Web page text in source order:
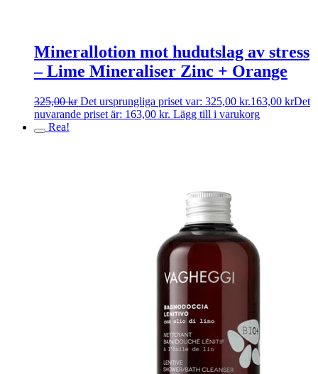
Minerallotion mot hudutslag av stress
– Lime Mineraliser Zinc + Orange
325,00kr Det ursprungliga priset var: 325,00 kr.163,00 krDet
nuvarande priset är: 163,00 kr. Lägg till i varukorg
Rea!